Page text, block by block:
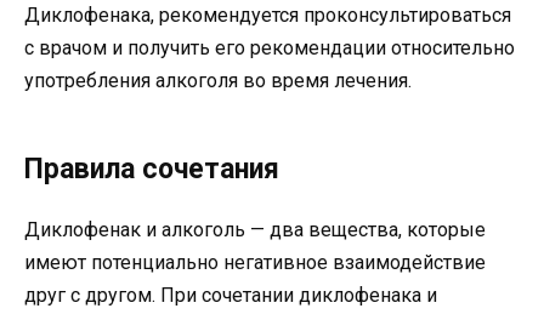
Диклофенака, рекомендуется проконсультироваться
с врачом и получить его рекомендации относительно
употребления алкоголя во время лечения.
Правила сочетания
Диклофенак и алкоголь — два вещества, которые
имеют потенциально негативное взаимодействие
друг с другом. При сочетании диклофенака и